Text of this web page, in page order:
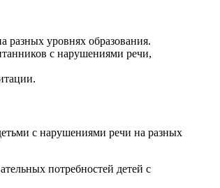
разных уровнях образования.
с нарушениями речи,
с нарушениями речи на разных
потребностей детей с